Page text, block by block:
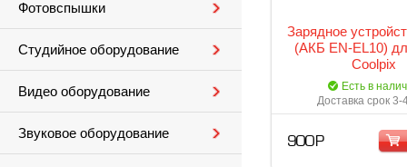
Фотовспышки
Студийное оборудование
Видео оборудование
Звуковое оборудование
Зарядное
(АКБ EN-EL10)
Coolpix
Есть в
Доставка срок 3-
900 Р